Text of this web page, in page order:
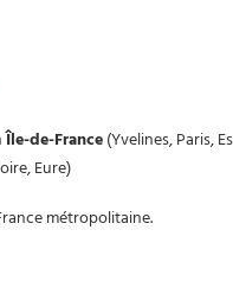
Île-de-France(Yvelines, Paris,
Eure)
métropolitaine.